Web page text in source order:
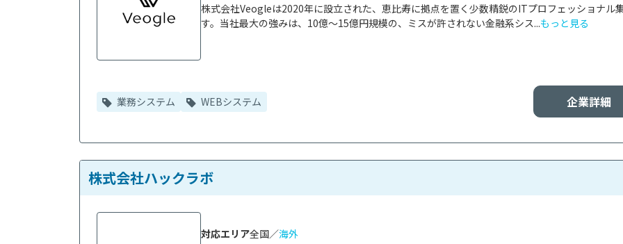
株式会社Veogleは2020年に設立された、恵比寿に拠点を置く少数精鋭のITプロフェッショナル
す。当社最大の強みは、10億〜15億円規模の、ミスが許されない金融系シス...もっと見る
企業詳細
業務システム WEBシステム
株式会社ハックラボ
対応エリア全国／海外